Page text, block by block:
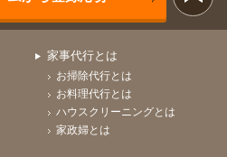
家事代行とは
お掃除代行とは
お料理代行とは
ハウスクリーニングとは
家政婦とは